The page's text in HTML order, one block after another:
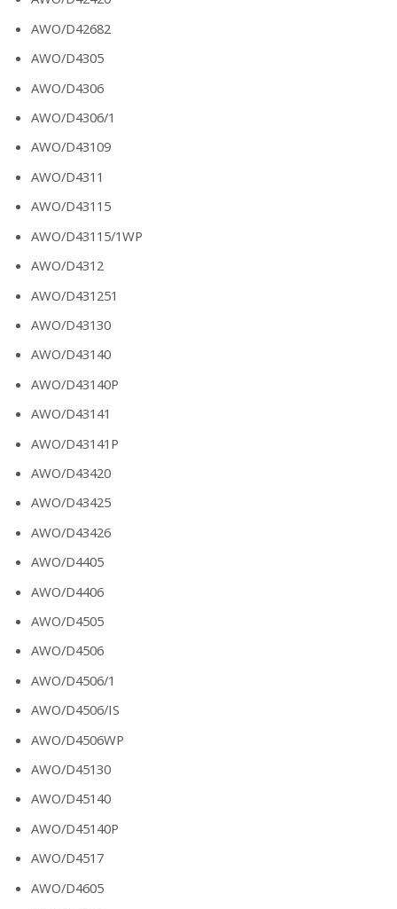
AWO/D42682
AWO/D4305
AWO/D4306
AWO/D4306/1
AWO/D43109
AWO/D4311
AWO/D43115
AWO/D43115/1WP
AWO/D4312
AWO/D431251
AWO/D43130
AWO/D43140
AWO/D43140P
AWO/D43141
AWO/D43141P
AWO/D43420
AWO/D43425
AWO/D43426
AWO/D4405
AWO/D4406
AWO/D4505
AWO/D4506
AWO/D4506/1
AWO/D4506/IS
AWO/D4506WP
AWO/D45130
AWO/D45140
AWO/D45140P
AWO/D4517
AWO/D4605